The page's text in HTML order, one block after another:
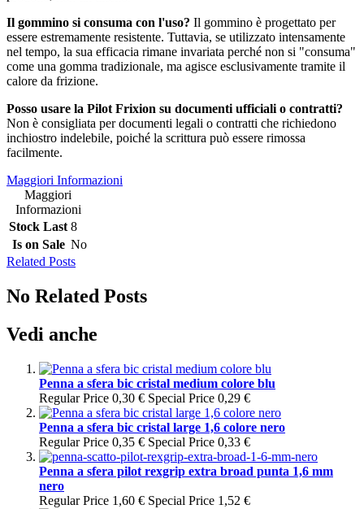
Il gommino si consuma con l'uso? Il gommino è progettato per
essere estremamente resistente. Tuttavia, se utilizzato intensamente
nel tempo, la sua efficacia rimane invariata perché non si "consuma"
come una gomma tradizionale, ma agisce esclusivamente tramite il
calore da frizione.
Posso usare la Pilot Frixion su documenti ufficiali o contratti?
Non è consigliata per documenti legali o contratti che richiedono
inchiostro indelebile, poiché la scrittura può essere rimossa
facilmente.
Maggiori Informazioni
Maggiori
Informazioni
Stock Last 8
Is on Sale No
Related Posts
No Related Posts
Vedi anche
Penna a sfera bic cristal medium colore blu
Regular Price 0,30 € Special Price 0,29 €
Penna a sfera bic cristal large 1,6 colore nero
Regular Price 0,35 € Special Price 0,33 €
Penna a sfera pilot rexgrip extra broad punta 1,6 mm
nero
Regular Price 1,60 € Special Price 1,52 €